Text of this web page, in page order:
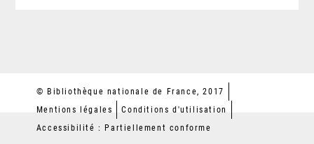
© Bibliothèque nationale de France, 2017
Mentions légales
Conditions d'utilisation
Accessibilité : Partiellement conforme